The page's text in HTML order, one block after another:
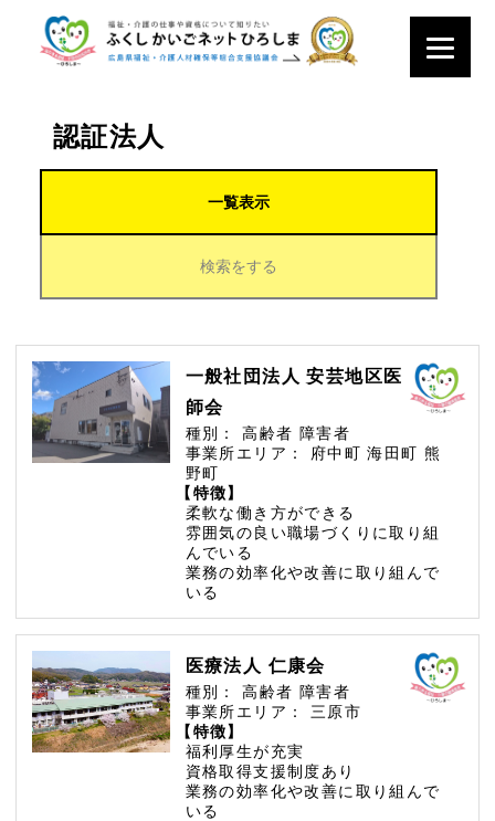
認証法人
一覧表示
検索をする
一般社団法人 安芸地区医
師会
種別： 高齢者 障害者
事業所エリア：
府中町海田町熊
野町
【特徴】
柔軟な働き方ができる
雰囲気の良い職場づくりに取り組
んでいる
業務の効率化や改善に取り組んで
いる
医療法人 仁康会
種別： 高齢者 障害者
事業所エリア：
三原市
【特徴】
福利厚生が充実
資格取得支援制度あり
業務の効率化や改善に取り組んで
いる